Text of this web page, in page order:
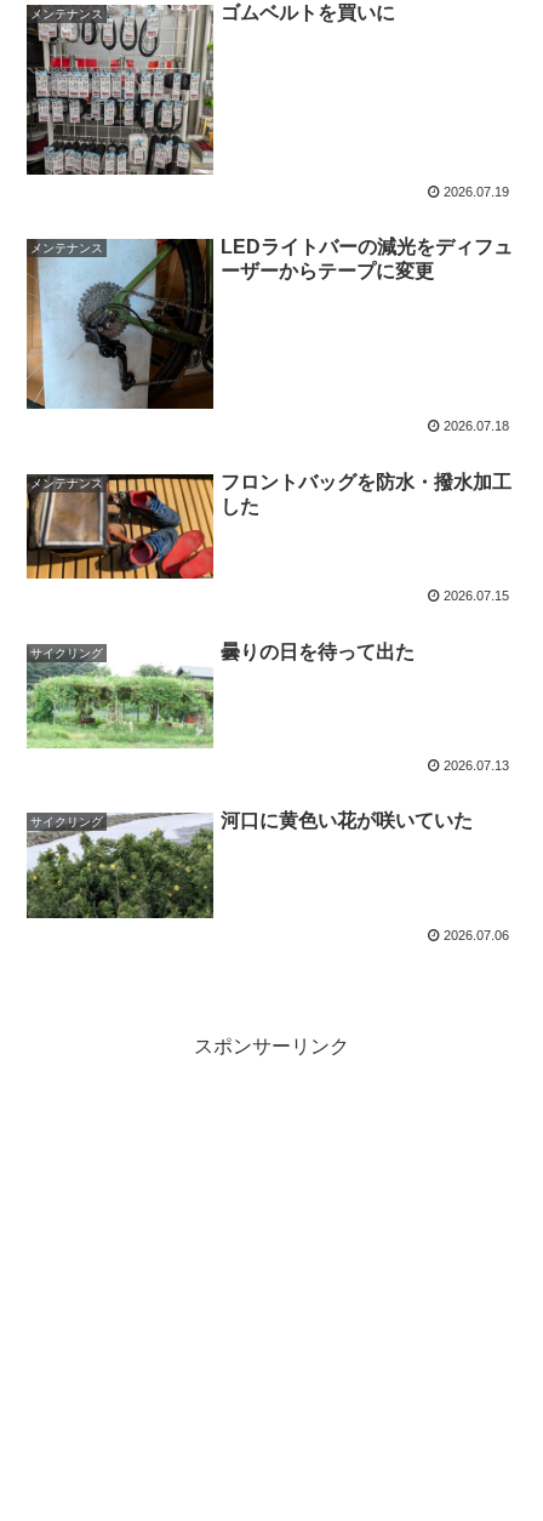
メンテナンス ゴムベルトを買いに
2026.07.19
メンテナンス
LEDライトバーの減光をディフュ
ーザーからテープに変更
2026.07.18
メンテナンス
フロントバッグを防水・撥水加工
した
2026.07.15
サイクリング 曇りの日を待って出た
2026.07.13
サイクリング 河口に黄色い花が咲いていた
2026.07.06
スポンサーリンク